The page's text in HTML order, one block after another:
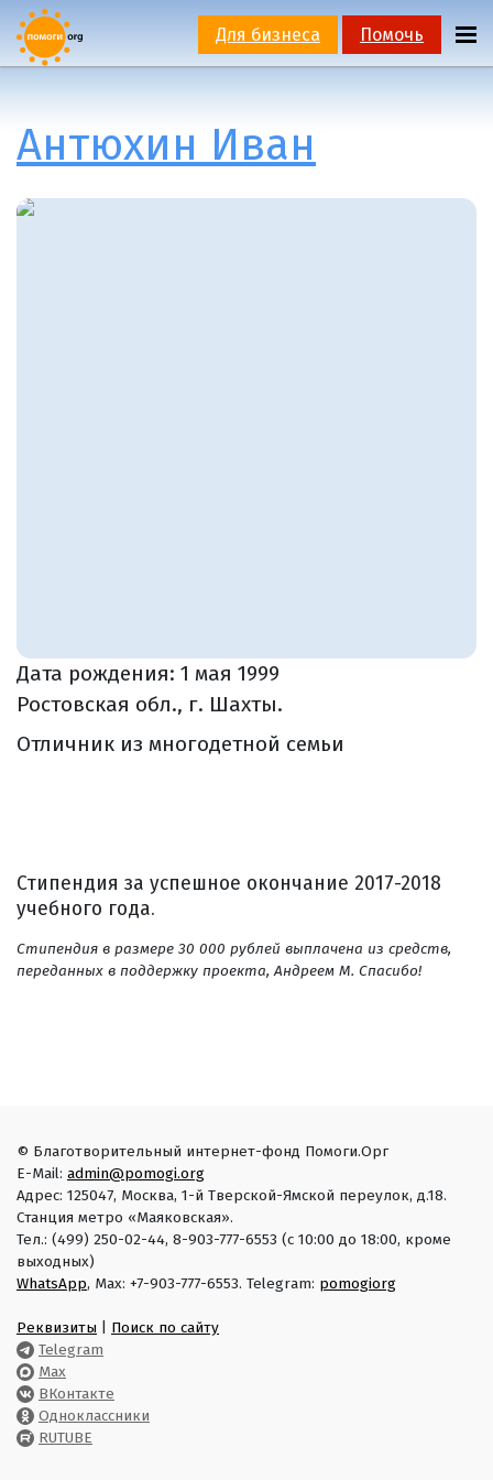
Для бизнеса Помочь
Антюхин Иван
Дата рождения: 1 мая 1999
Ростовская обл., г. Шахты.
Отличник из многодетной семьи
Стипендия за успешное окончание 2017-2018
учебного года.
Стипендия в размере 30 000 рублей выплачена из средств,
переданных в поддержку проекта, Андреем М. Спасибо!
© Благотворительный интернет-фонд Помоги.Орг
E-Mail: admin@pomogi.org
Адрес: 125047, Москва, 1-й Тверской-Ямской переулок, д.18.
Станция метро «Маяковская».
Тел.: (499) 250-02-44, 8-903-777-6553 (с 10:00 до 18:00, кроме
выходных)
WhatsApp, Max: +7-903-777-6553. Telegram: pomogiorg
Реквизиты
Поиск по сайту
Telegram
Max
ВКонтакте
Одноклассники
RUTUBE